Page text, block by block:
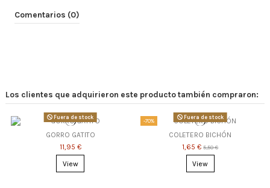
Comentarios (0)
Los clientes que adquirieron este producto también compraron:
Fuera de stock
GORRO GATITO
11,95 €
View
-70%
Fuera de stock
COLETERO BICHÓN
1,65 €5,50 €
View